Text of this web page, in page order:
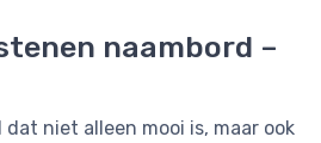
naambord –
dat niet alleen mooi is, maar ook